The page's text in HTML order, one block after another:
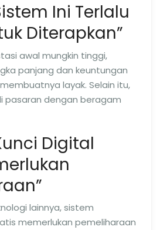
Ini Terlalu
Diterapkan”
awal mungkin tinggi,
panjang dan keuntungan
layak. Selain itu,
pasaran dengan beragam
Digital
lainnya, sistem
memerlukan pemeliharaan